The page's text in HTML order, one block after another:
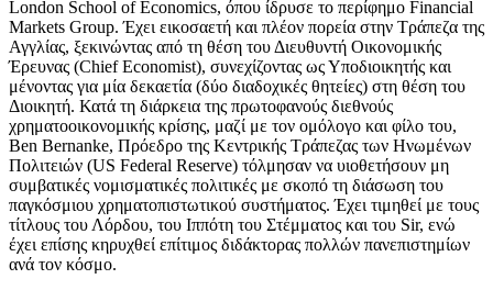
London School of Economics, όπου ίδρυσε το περίφημο Financial
Markets Group. Έχει εικοσαετή και πλέον πορεία στην Τράπεζα της
Αγγλίας, ξεκινώντας από τη θέση του Διευθυντή Οικονομικής
Έρευνας (Chief Economist), συνεχίζοντας ως Υποδιοικητής και
μένοντας για μία δεκαετία (δύο διαδοχικές θητείες) στη θέση του
Διοικητή. Κατά τη διάρκεια της πρωτοφανούς διεθνούς
χρηματοοικονομικής κρίσης, μαζί με τον ομόλογο και φίλο του,
Ben Bernanke, Πρόεδρο της Κεντρικής Τράπεζας των Ηνωμένων
Πολιτειών (US Federal Reserve) τόλμησαν να υιοθετήσουν μη
συμβατικές νομισματικές πολιτικές με σκοπό τη διάσωση του
παγκόσμιου χρηματοπιστωτικού συστήματος. Έχει τιμηθεί με τους
τίτλους του Λόρδου, του Ιππότη του Στέμματος και του Sir, ενώ
έχει επίσης κηρυχθεί επίτιμος διδάκτορας πολλών πανεπιστημίων
ανά τον κόσμο.